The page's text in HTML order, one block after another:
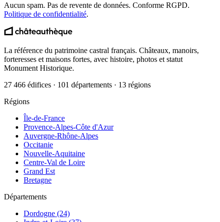
Aucun spam. Pas de revente de données. Conforme RGPD.
Politique de confidentialité.
La référence du patrimoine castral français. Châteaux, manoirs,
forteresses et maisons fortes, avec histoire, photos et statut
Monument Historique.
27 466 édifices · 101 départements · 13 régions
Régions
Île-de-France
Provence-Alpes-Côte d'Azur
Auvergne-Rhône-Alpes
Occitanie
Nouvelle-Aquitaine
Centre-Val de Loire
Grand Est
Bretagne
Départements
Dordogne (24)